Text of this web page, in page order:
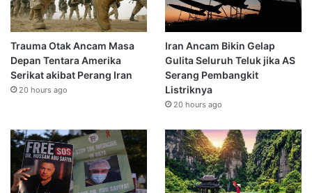
Trauma Otak Ancam Masa
Depan Tentara Amerika
Serikat akibat Perang Iran
20 hours ago
Iran Ancam Bikin Gelap
Gulita Seluruh Teluk jika AS
Serang Pembangkit
Listriknya
20 hours ago